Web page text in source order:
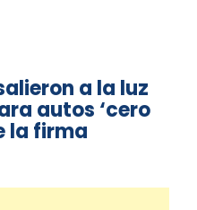
a la luz
autos ‘cero
la firma